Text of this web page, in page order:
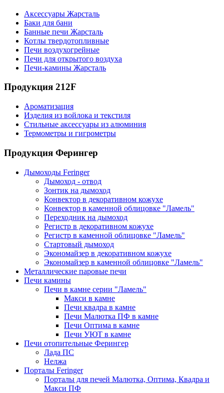
Аксессуары Жарсталь
Баки для бани
Банные печи Жарсталь
Котлы твердотопливные
Печи воздухогрейные
Печи для открытого воздуха
Печи-камины Жарсталь
Продукция 212F
Ароматизация
Изделия из войлока и текстиля
Стильные аксессуары из алюминия
Термометры и гигрометры
Продукция Ферингер
Дымоходы Feringer
Дымоход - отвод
Зонтик на дымоход
Конвектор в декоративном кожухе
Конвектор в каменной облицовке "Ламель"
Переходник на дымоход
Регистр в декоративном кожухе
Регистр в каменной облицовке "Ламель"
Стартовый дымоход
Экономайзер в декоративном кожухе
Экономайзер в каменной облицовке "Ламель"
Металлические паровые печи
Печи камины
Печи в камне серии "Ламель"
Макси в камне
Печи квадра в камне
Печи Малютка ПФ в камне
Печи Оптима в камне
Печи УЮТ в камне
Печи отопительные Ферингер
Лада ПС
Нелжа
Порталы Feringer
Порталы для печей Малютка, Оптима, Квадра и
Макси ПФ